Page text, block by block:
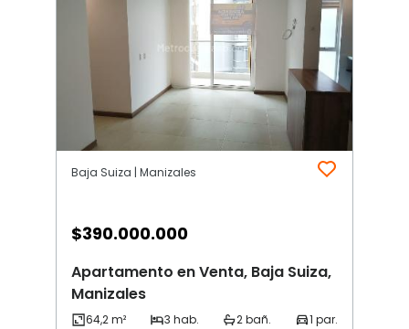
Baja Suiza | Manizales
$390.000.000
Apartamento en Venta, Baja Suiza,
Manizales